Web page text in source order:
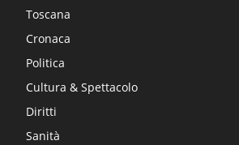
Toscana
Cronaca
Politica
Cultura & Spettacolo
Diritti
Sanità